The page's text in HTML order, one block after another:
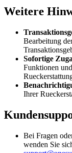
Weitere
Bearbeitung
Sofortige
Funktionen
Ihrer
Bei Fragen
wenden Sie